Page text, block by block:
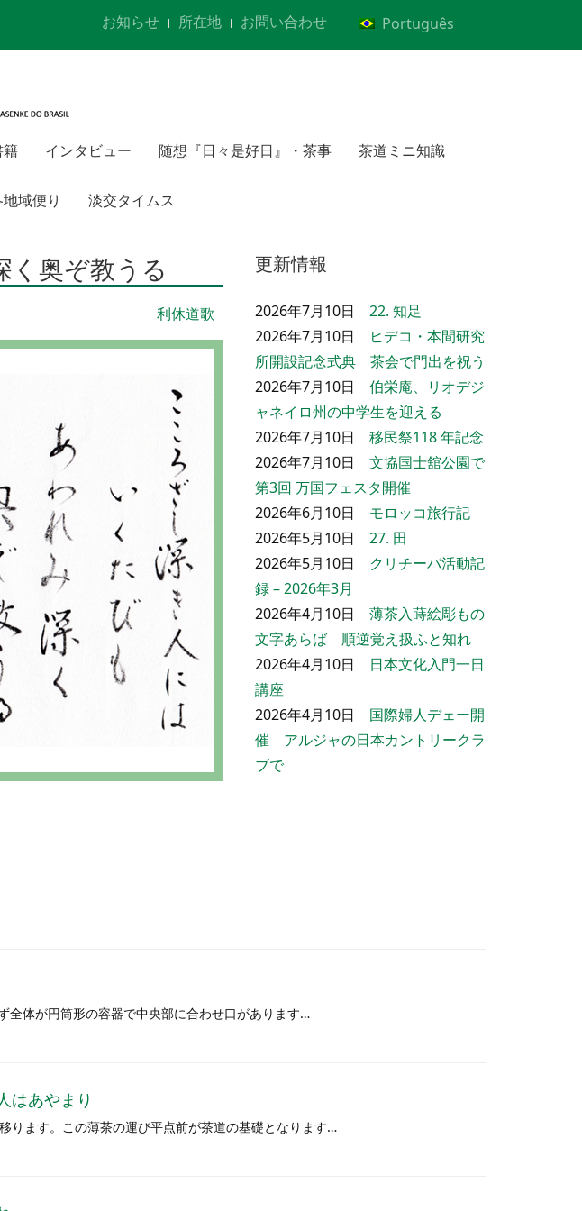
お知らせ 所在地 お問い合わせ Português
籍 インタビュー 随想『日々是好日』・茶事 茶道ミニ知識
域便り 淡交タイムス
奥ぞ教うる
利休道歌
更新情報
2026年7月10日 22. 知足
2026年7月10日
ヒデコ・本間研究
所開設記念式典 茶会で門出を祝う
2026年7月10日 伯栄庵、リオデジ
ャネイロ州の中学生を迎える
2026年7月10日 移民祭118 年記念
2026年7月10日 文協国士舘公園で
第3回 万国フェスタ開催
2026年6月10日 モロッコ旅行記
2026年5月10日 27. 田
2026年5月10日
クリチーバ活動記
録 – 2026年3月
2026年4月10日 薄茶入蒔絵彫もの
文字あらば 順逆覚え扱ふと知れ
2026年4月10日
日本文化入門一日
講座
2026年4月10日 国際婦人デェー開
催 アルジャの日本カントリークラ
ブで
全体が円筒形の容器で中央部に合わせ口があります…
はあやまり
ります。この薄茶の運び平点前が茶道の基礎となります…